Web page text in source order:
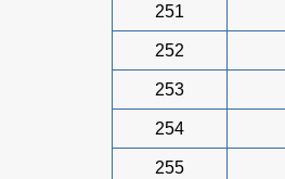
251
252
253
254
255